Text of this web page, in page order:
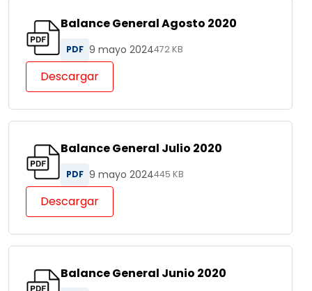
Balance General Agosto 2020
PDF 9 mayo 2024472 KB
Descargar
Balance General Julio 2020
PDF 9 mayo 2024445 KB
Descargar
Balance General Junio 2020